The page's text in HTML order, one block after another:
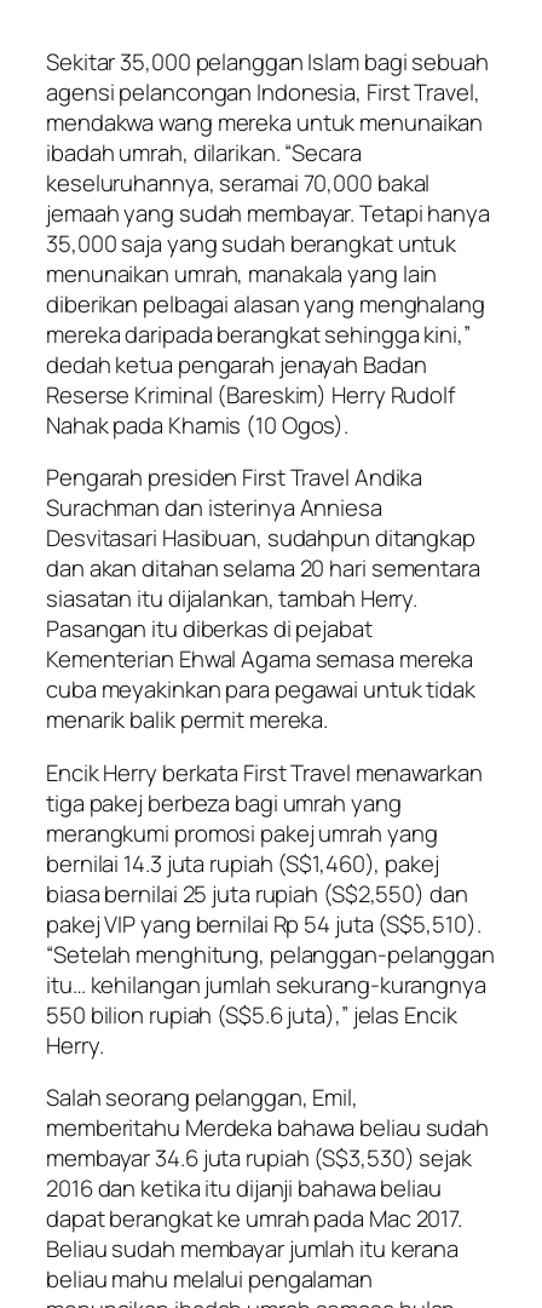
Sekitar 35,000 pelanggan Islam bagi sebuah
agensi pelancongan Indonesia, First Travel,
mendakwa wang mereka untuk menunaikan
ibadah umrah, dilarikan. “Secara
keseluruhannya, seramai 70,000 bakal
jemaah yang sudah membayar. Tetapi hanya
35,000 saja yang sudah berangkat untuk
menunaikan umrah, manakala yang lain
diberikan pelbagai alasan yang menghalang
mereka daripada berangkat sehingga kini,”
dedah ketua pengarah jenayah Badan
Reserse Kriminal (Bareskim) Herry Rudolf
Nahak pada Khamis (10 Ogos).
Pengarah presiden First Travel Andika
Surachman dan isterinya Anniesa
Desvitasari Hasibuan, sudahpun ditangkap
dan akan ditahan selama 20 hari sementara
siasatan itu dijalankan, tambah Herry.
Pasangan itu diberkas di pejabat
Kementerian Ehwal Agama semasa mereka
cuba meyakinkan para pegawai untuk tidak
menarik balik permit mereka.
Encik Herry berkata First Travel menawarkan
tiga pakej berbeza bagi umrah yang
merangkumi promosi pakej umrah yang
bernilai 14.3 juta rupiah (S$1,460), pakej
biasa bernilai 25 juta rupiah (S$2,550) dan
pakej VIP yang bernilai Rp 54 juta (S$5,510).
“Setelah menghitung, pelanggan-pelanggan
itu… kehilangan jumlah sekurang-kurangnya
550 bilion rupiah (S$5.6 juta),” jelas Encik
Herry.
Salah seorang pelanggan, Emil,
memberitahu Merdeka bahawa beliau sudah
membayar 34.6 juta rupiah (S$3,530) sejak
2016 dan ketika itu dijanji bahawa beliau
dapat berangkat ke umrah pada Mac 2017.
Beliau sudah membayar jumlah itu kerana
beliau mahu melalui pengalaman